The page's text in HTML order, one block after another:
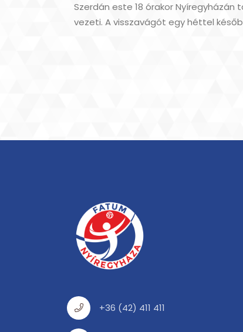
Szerdán este 18 órakor
vezeti. A visszavágót egy héttel
+36 (42) 411 411